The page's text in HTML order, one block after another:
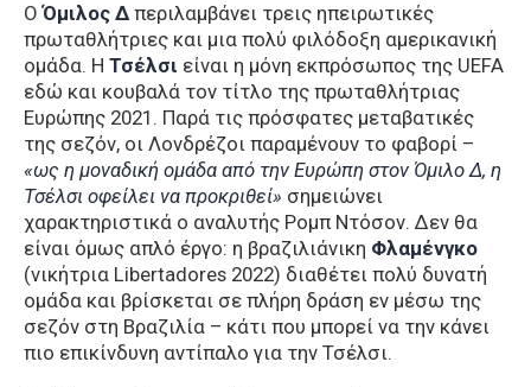
ΟΌμιλος Δπεριλαμβάνει τρεις ηπειρωτικές
πρωταθλήτριες και μια πολύ φιλόδοξη αμερικανική
ομάδα. Η Τσέλσι είναι η μόνη εκπρόσωπος της UEFA
εδώ και κουβαλά τον τίτλο της πρωταθλήτριας
Ευρώπης 2021. Παρά τις πρόσφατες μεταβατικές
της σεζόν, οι Λονδρέζοι παραμένουν το φαβορί –
«ως η μοναδική ομάδα από την Ευρώπη στον Όμιλο Δ, η
Τσέλσι οφείλει να προκριθεί» σημειώνει
χαρακτηριστικά ο αναλυτής Ρομπ Ντόσον. Δεν θα
είναι όμως απλό έργο: η βραζιλιάνικη Φλαμένγκο
(νικήτρια Libertadores 2022) διαθέτει πολύ δυνατή
ομάδα και βρίσκεται σε πλήρη δράση εν μέσω της
σεζόν στη Βραζιλία – κάτι που μπορεί να την κάνει
πιο επικίνδυνη αντίπαλο για την Τσέλσι.